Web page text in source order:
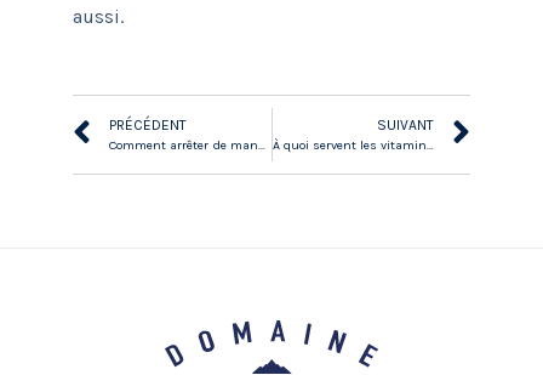
aussi.
PRÉCÉDENT
Comment arrêter de manger le soir?
SUIVANT
À quoi servent les vitamines B?